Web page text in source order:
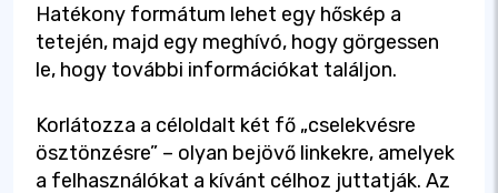
Hatékony formátum lehet egy hőskép a
tetején, majd egy meghívó, hogy görgessen
le, hogy további információkat találjon.
Korlátozza a céloldalt két fő „cselekvésre
ösztönzésre” – olyan bejövő linkekre, amelyek
a felhasználókat a kívánt célhoz juttatják. Az